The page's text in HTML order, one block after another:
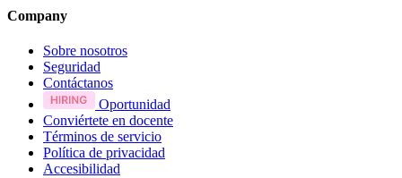
Company
Sobre nosotros
Seguridad
Contáctanos
Oportunidad
Conviértete en docente
Términos de servicio
Política de privacidad
Accesibilidad